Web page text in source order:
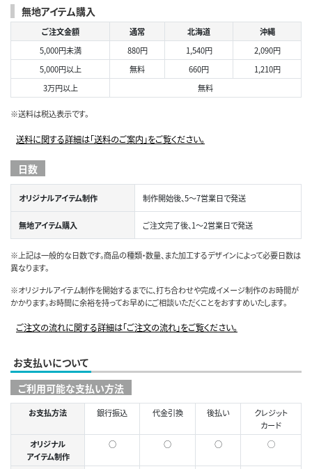
無地アイテム購入
ご注文金額 通常 北海道
沖縄
5,000円未満
880円 1,540円
2,090円
5,000円以上
無料 660円
1,210円
3万円以上
無料
※送料は税込表示です。
送料に関する詳細は「送料のご案内」をご覧ください。
日数
オリジナルアイテム制作 制作開始後、5～7営業日で発送
無地アイテム購入 ご注文完了後、1～2営業日で発送
※上記は一般的な日数です。商品の種類・数量、また加工するデザインによって必要日数は
異なります。
※オリジナルアイテム制作を開始するまでに、打ち合わせや完成イメージ制作のお時間が
かかります。お時間に余裕を持ってお早めにご相談いただくことをおすすめいたします。
ご注文の流れに関する詳細は「ご注文の流れ」をご覧ください。
お支払いについて
ご利用可能な支払い方法
お支払方法 銀行振込 代金引換 後払い
クレジット
カード
オリジナル
アイテム制作
○ ○ ○ ◯